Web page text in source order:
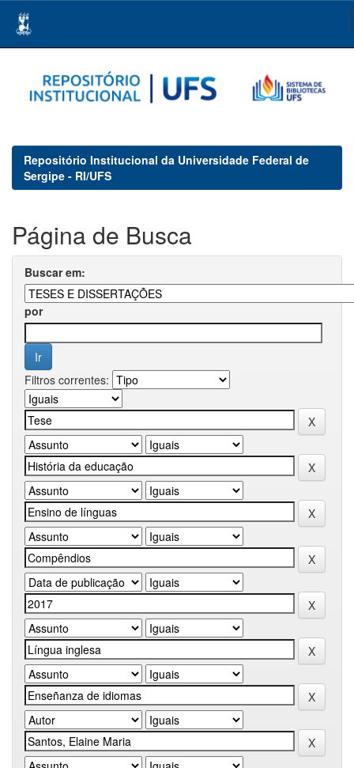
navigation
Repositório Institucional da Universidade Federal de
Sergipe - RI/UFS
Página de Busca
Buscar em:
por
Filtros correntes: